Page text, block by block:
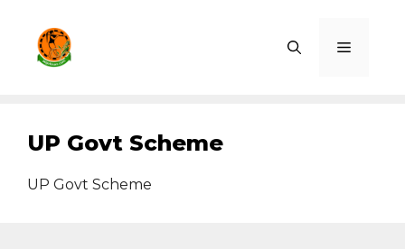
content
Menu
UP Govt Scheme
UP Govt Scheme